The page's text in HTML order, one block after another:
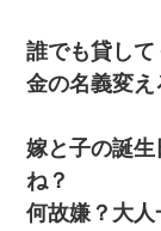
誰でも貸し
金の名義変え
嫁と子の誕
ね？
何故嫌？大人